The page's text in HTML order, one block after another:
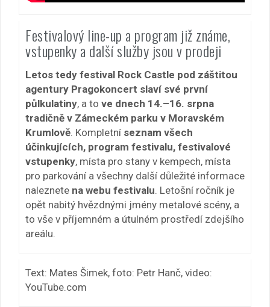
Festivalový line-up a program již známe,
vstupenky a další služby jsou v prodeji
Letos tedy festival Rock Castle pod záštitou
agentury Pragokoncert slaví své první
půlkulatiny, a to ve dnech 14.–16. srpna
tradičně v Zámeckém parku v Moravském
Krumlově . Kompletní seznam všech
účinkujících, program festivalu, festivalové
vstupenky, místa pro stany v kempech, místa
pro parkování a všechny další důležité informace
naleznete na webu festivalu . Letošní ročník je
opět nabitý hvězdnými jmény metalové scény, a
to vše v příjemném a útulném prostředí zdejšího
areálu.
Text: Mates Šimek, foto: Petr Hanč, video:
YouTube.com